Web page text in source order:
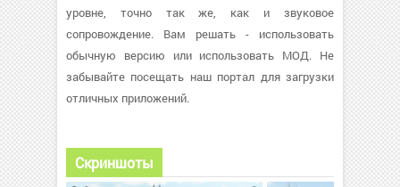
уровне, точно так же, как и звуковое
сопровождение. Вам решать - использовать
обычную версию или использовать МОД. Не
забывайте посещать наш портал для загрузки
отличных приложений.
Скриншоты